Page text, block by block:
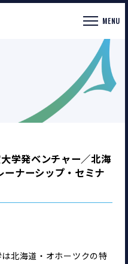
MENU
学発ベンチャー／北海
ーナーシップ・セミナ
北海道・オホーツクの特